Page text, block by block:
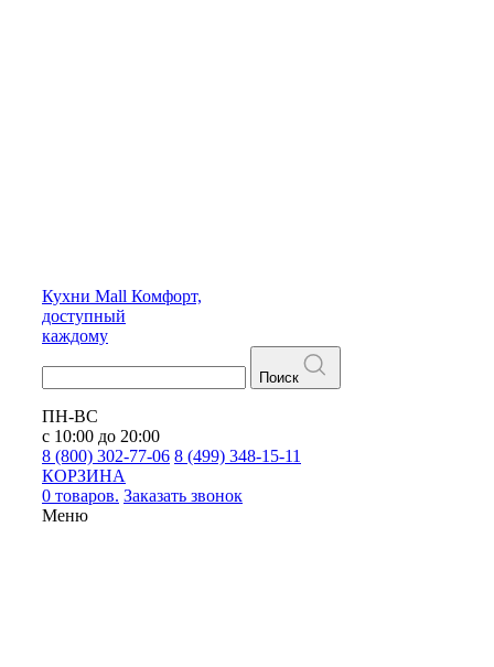
Кухни Mall Комфорт,
доступный
каждому
Поиск
ПН-ВС
с 10:00 до 20:00
8 (800) 302-77-06 8 (499) 348-15-11
КОРЗИНА
0 товаров. Заказать звонок
Меню